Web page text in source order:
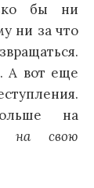
бы ни
ни за что
А вот еще
на
на свою